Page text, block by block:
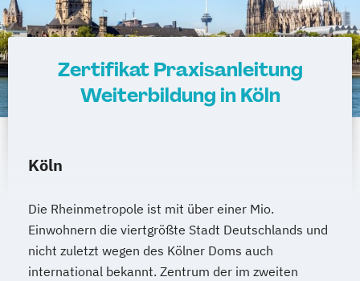
Zertifikat Praxisanleitung
Weiterbildung in Köln
Köln
Die Rheinmetropole ist mit über einer Mio.
Einwohnern die viertgrößte Stadt Deutschlands und
nicht zuletzt wegen des Kölner Doms auch
international bekannt. Zentrum der im zweiten